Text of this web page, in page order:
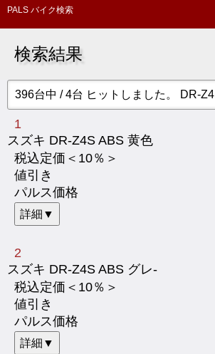
PALS バイク検索
検索結果
396台中 / 4台 ヒットしました。 DR-Z4
1
スズキ DR-Z4S ABS 黄色
税込定価＜10％＞
値引き
パルス価格
詳細▼
2
スズキ DR-Z4S ABS グレ-
税込定価＜10％＞
値引き
パルス価格
詳細▼